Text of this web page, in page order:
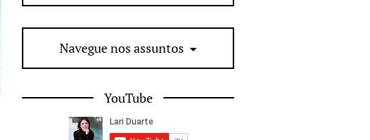
Navegue nos assuntos
YouTube